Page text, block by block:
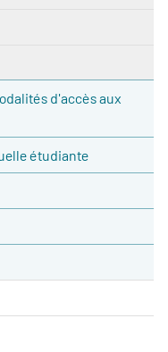
d'accès aux
étudiante